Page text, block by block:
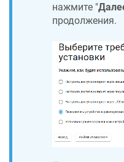
нажмите "
продолжения.